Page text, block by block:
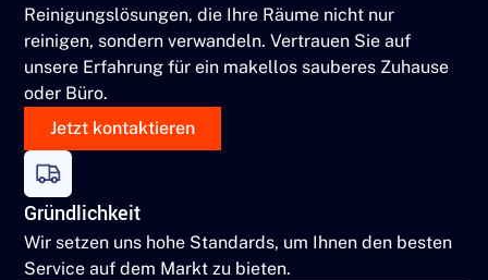
Reinigungslösungen, die Ihre Räume nicht nur
reinigen, sondern verwandeln. Vertrauen Sie auf
unsere Erfahrung für ein makellos sauberes Zuhause
oder Büro.
Jetzt kontaktieren
Gründlichkeit
Wir setzen uns hohe Standards, um Ihnen den besten
Service auf dem Markt zu bieten.